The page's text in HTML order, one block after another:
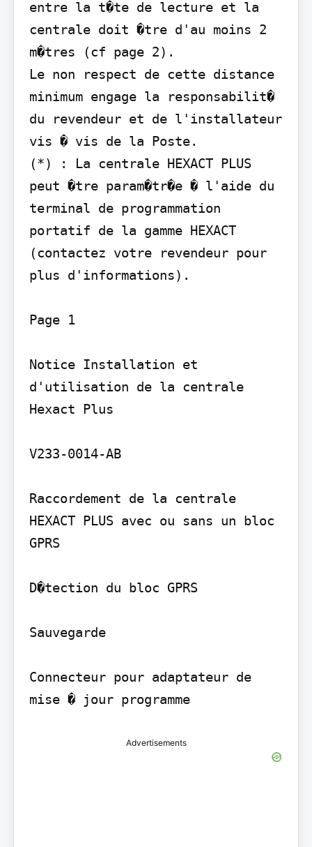
entre la t�te de lecture et la
centrale doit �tre d'au moins 2
m�tres (cf page 2).
Le non respect de cette distance
minimum engage la responsabilit�
du revendeur et de l'installateur
vis � vis de la Poste.
(*) : La centrale HEXACT PLUS
peut �tre param�tr�e � l'aide du
terminal de programmation
portatif de la gamme HEXACT
(contactez votre revendeur pour
plus d'informations).
Page 1
Notice Installation et
d'utilisation de la centrale
Hexact Plus
V233-0014-AB
Raccordement de la centrale
HEXACT PLUS avec ou sans un bloc
GPRS
D�tection du bloc GPRS
Sauvegarde
Connecteur pour adaptateur de
mise � jour programme
Advertisements